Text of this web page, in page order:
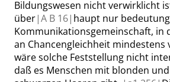
Bildungswesen nicht verwirklicht
über|A B 16| haupt nur
Kommunikationsgemeinschaft, in
an Chancengleichheit mindestens
wäre solche Feststellung nicht
daß es Menschen mit blonden